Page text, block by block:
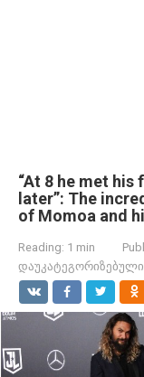
“At 8 he met
later”: The
of Momoa and
Reading: 1 min
დაუკატეგორიზებული